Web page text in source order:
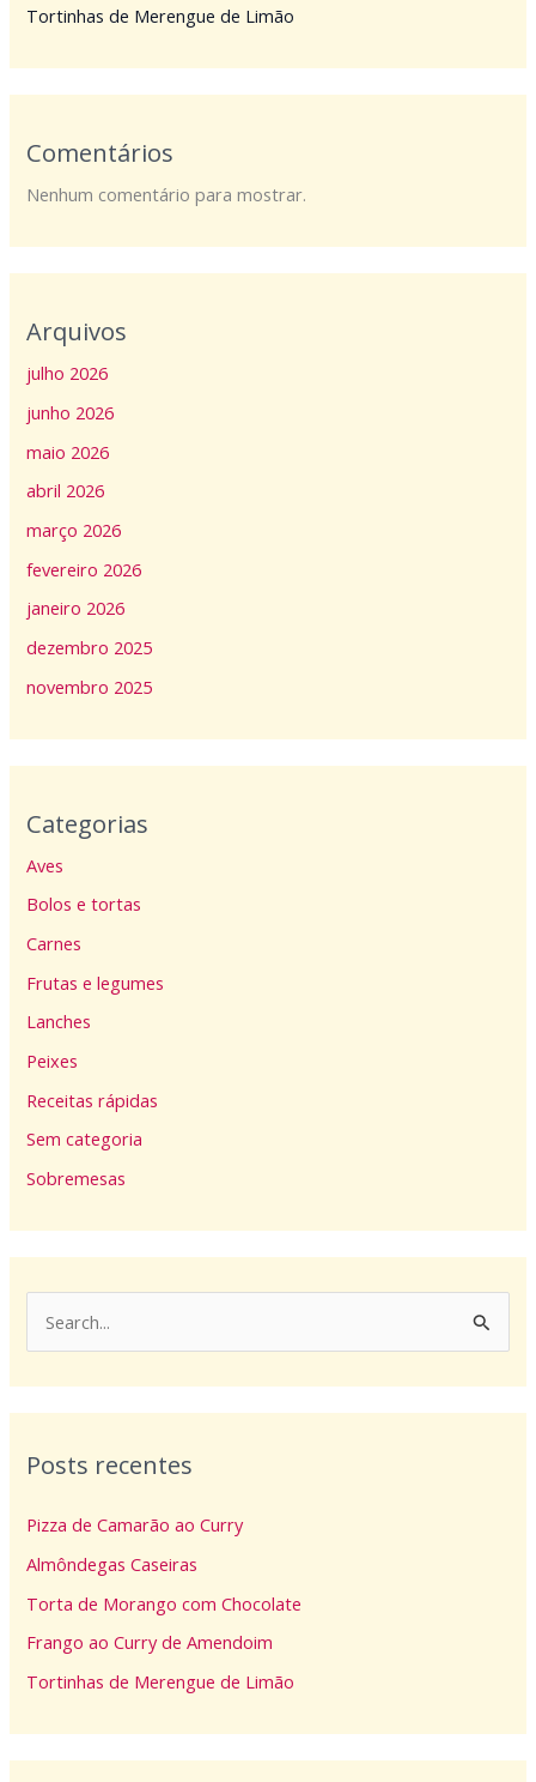
Tortinhas de Merengue de Limão
Comentários
Nenhum comentário para mostrar.
Arquivos
julho 2026
junho 2026
maio 2026
abril 2026
março 2026
fevereiro 2026
janeiro 2026
dezembro 2025
novembro 2025
Categorias
Aves
Bolos e tortas
Carnes
Frutas e legumes
Lanches
Peixes
Receitas rápidas
Sem categoria
Sobremesas
u
s
a
r
p
o
Posts recentes
Pizza de Camarão ao Curry
Almôndegas Caseiras
Torta de Morango com Chocolate
Frango ao Curry de Amendoim
Tortinhas de Merengue de Limão